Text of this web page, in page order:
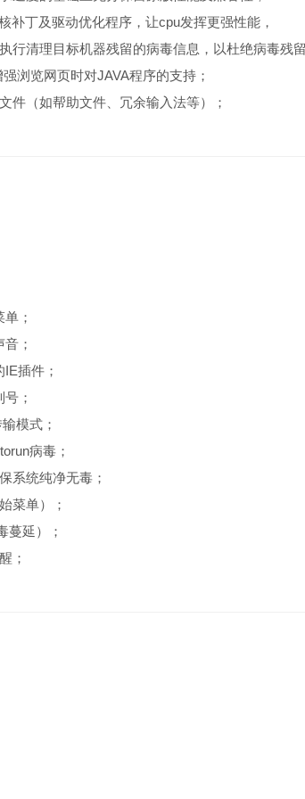
补丁及驱动优化程序，让cpu发挥更强性能，
行清理目标机器残留的病毒信息，以杜绝病毒残
浏览网页时对JAVA程序的支持；
件（如帮助文件、冗余输入法等）；
；
；
插件；
；
模式；
病毒；
系统纯净无毒；
菜单）；
蔓延）；
；